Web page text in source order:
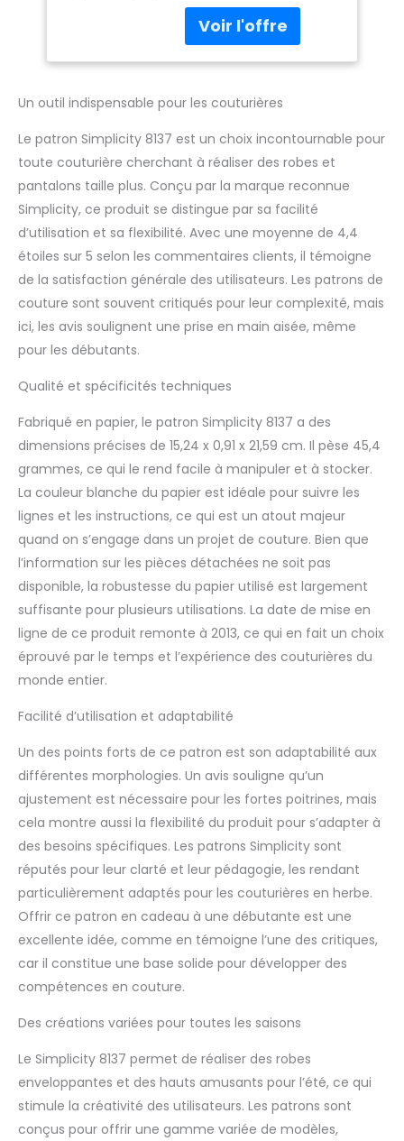
français Fabriqué aux
USA
Un outil indispensable pour les couturières
Le patron Simplicity 8137 est un choix incontournable pour
toute couturière cherchant à réaliser des robes et
pantalons taille plus. Conçu par la marque reconnue
Simplicity, ce produit se distingue par sa facilité
d’utilisation et sa flexibilité. Avec une moyenne de 4,4
étoiles sur 5 selon les commentaires clients, il témoigne
de la satisfaction générale des utilisateurs. Les patrons de
couture sont souvent critiqués pour leur complexité, mais
ici, les avis soulignent une prise en main aisée, même
pour les débutants.
Qualité et spécificités techniques
Fabriqué en papier, le patron Simplicity 8137 a des
dimensions précises de 15,24 x 0,91 x 21,59 cm. Il pèse 45,4
grammes, ce qui le rend facile à manipuler et à stocker.
La couleur blanche du papier est idéale pour suivre les
lignes et les instructions, ce qui est un atout majeur
quand on s’engage dans un projet de couture. Bien que
l’information sur les pièces détachées ne soit pas
disponible, la robustesse du papier utilisé est largement
suffisante pour plusieurs utilisations. La date de mise en
ligne de ce produit remonte à 2013, ce qui en fait un choix
éprouvé par le temps et l’expérience des couturières du
monde entier.
Facilité d’utilisation et adaptabilité
Un des points forts de ce patron est son adaptabilité aux
différentes morphologies. Un avis souligne qu’un
ajustement est nécessaire pour les fortes poitrines, mais
cela montre aussi la flexibilité du produit pour s’adapter à
des besoins spécifiques. Les patrons Simplicity sont
réputés pour leur clarté et leur pédagogie, les rendant
particulièrement adaptés pour les couturières en herbe.
Offrir ce patron en cadeau à une débutante est une
excellente idée, comme en témoigne l’une des critiques,
car il constitue une base solide pour développer des
compétences en couture.
Des créations variées pour toutes les saisons
Le Simplicity 8137 permet de réaliser des robes
enveloppantes et des hauts amusants pour l’été, ce qui
stimule la créativité des utilisateurs. Les patrons sont
conçus pour offrir une gamme variée de modèles,